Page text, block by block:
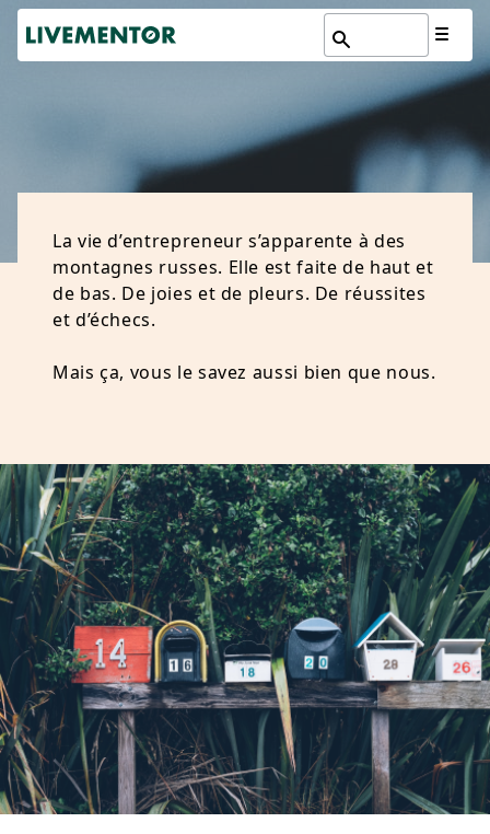
Aller
contenu
La vie d’entrepreneur s’apparente à des
montagnes russes. Elle est faite de haut et
de bas. De joies et de pleurs. De réussites
et d’échecs.
Mais ça, vous le savez aussi bien que nous.